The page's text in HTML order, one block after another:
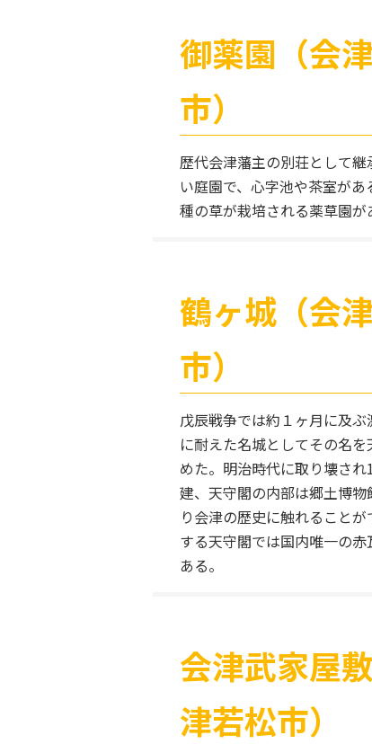
御薬園（会
市）
歴代会津藩主の別荘として継
い庭園で、心字池や茶室があ
種の草が栽培される薬草園が
鶴ヶ城（会
市）
戊辰戦争では約１ヶ月に及
に耐えた名城としてその名を
めた。明治時代に取り壊さ
建、天守閣の内部は郷土博物
り会津の歴史に触れること
する天守閣では国内唯一の赤
ある。
会津武家屋
津若松市）